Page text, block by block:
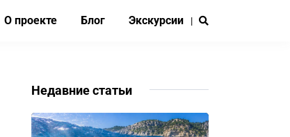
О проекте Блог Экскурсии |
Недавние статьи